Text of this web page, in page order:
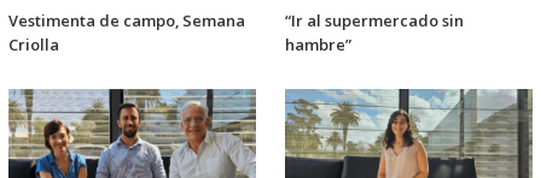
Vestimenta de campo, Semana
Criolla
“Ir al supermercado sin
hambre”